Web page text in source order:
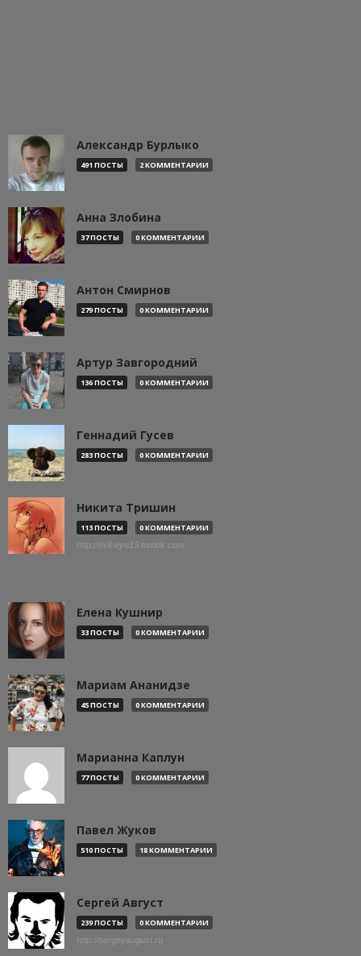
Александр Бурлыко
491 ПОСТЫ 2 КОММЕНТАРИИ
Анна Злобина
37 ПОСТЫ 0 КОММЕНТАРИИ
Антон Смирнов
279 ПОСТЫ 0 КОММЕНТАРИИ
Артур Завгородний
136 ПОСТЫ 0 КОММЕНТАРИИ
Геннадий Гусев
283 ПОСТЫ 0 КОММЕНТАРИИ
Никита Тришин
113 ПОСТЫ 0 КОММЕНТАРИИ
http://evil-eye13.tumblr.com
Елена Кушнир
33 ПОСТЫ 0 КОММЕНТАРИИ
Мариам Ананидзе
45 ПОСТЫ 0 КОММЕНТАРИИ
Марианна Каплун
77 ПОСТЫ 0 КОММЕНТАРИИ
Павел Жуков
510 ПОСТЫ 18 КОММЕНТАРИИ
Сергей Август
239 ПОСТЫ 0 КОММЕНТАРИИ
http://sergeyaugust.ru